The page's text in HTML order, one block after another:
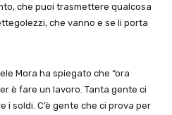
che puoi trasmettere qualcosa
che vanno e se li porta
Mora ha spiegato che “ora
è fare un lavoro. Tanta gente ci
i soldi. C’è gente che ci prova per